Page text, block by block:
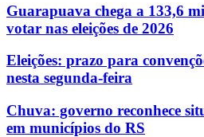
Guarapuava chega a 133,6
votar nas eleições de 2026
Eleições: prazo para
nesta segunda-feira
Chuva: governo reconhece
em municípios do RS